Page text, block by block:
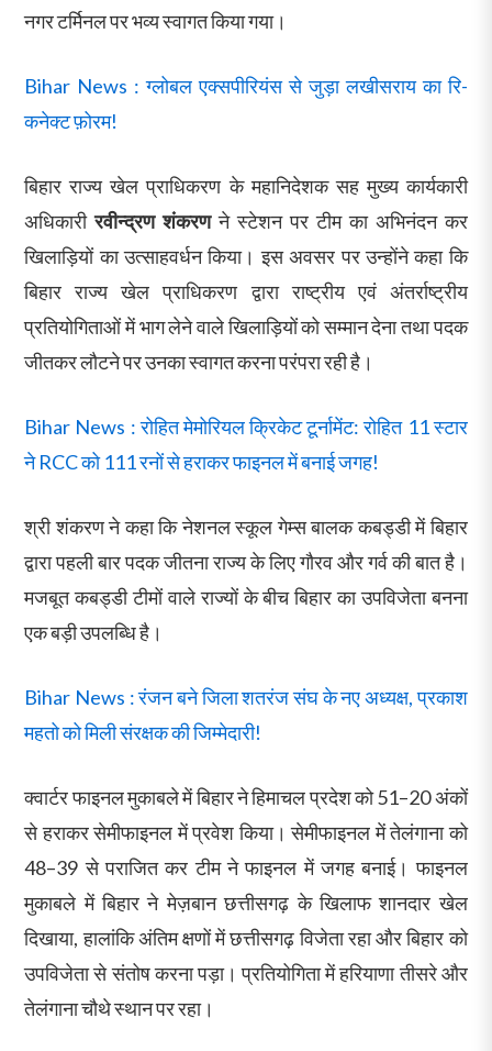
नगर टर्मिनल पर भव्य स्वागत किया गया।
Bihar News : ग्लोबल एक्सपीरियंस से जुड़ा लखीसराय का रि-
कनेक्ट फ़ोरम!
बिहार राज्य खेल प्राधिकरण के महानिदेशक सह मुख्य कार्यकारी
अधिकारीरवीन्द्रण शंकरणने स्टेशन पर टीम का अभिनंदन कर
खिलाड़ियों का उत्साहवर्धन किया। इस अवसर पर उन्होंने कहा कि
बिहार राज्य खेल प्राधिकरण द्वारा राष्ट्रीय एवं अंतर्राष्ट्रीय
प्रतियोगिताओं में भाग लेने वाले खिलाड़ियों को सम्मान देना तथा पदक
जीतकर लौटने पर उनका स्वागत करना परंपरा रही है।
Bihar News : रोहित मेमोरियल क्रिकेट टूर्नामेंट: रोहित 11 स्टार
ने RCC को 111 रनों से हराकर फाइनल में बनाई जगह!
श्री शंकरण ने कहा कि नेशनल स्कूल गेम्स बालक कबड्डी में बिहार
द्वारा पहली बार पदक जीतना राज्य के लिए गौरव और गर्व की बात है।
मजबूत कबड्डी टीमों वाले राज्यों के बीच बिहार का उपविजेता बनना
एक बड़ी उपलब्धि है।
Bihar News : रंजन बने जिला शतरंज संघ के नए अध्यक्ष, प्रकाश
महतो को मिली संरक्षक की जिम्मेदारी!
क्वार्टर फाइनल मुकाबले में बिहार ने हिमाचल प्रदेश को 51–20 अंकों
से हराकर सेमीफाइनल में प्रवेश किया। सेमीफाइनल में तेलंगाना को
48–39 से पराजित कर टीम ने फाइनल में जगह बनाई। फाइनल
मुकाबले में बिहार ने मेज़बान छत्तीसगढ़ के खिलाफ शानदार खेल
दिखाया, हालांकि अंतिम क्षणों में छत्तीसगढ़ विजेता रहा और बिहार को
उपविजेता से संतोष करना पड़ा। प्रतियोगिता में हरियाणा तीसरे और
तेलंगाना चौथे स्थान पर रहा।